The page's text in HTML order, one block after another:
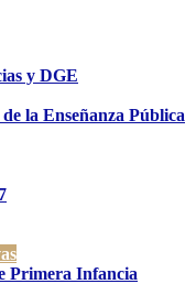
y DGE
la Enseñanza Pública
Primera Infancia